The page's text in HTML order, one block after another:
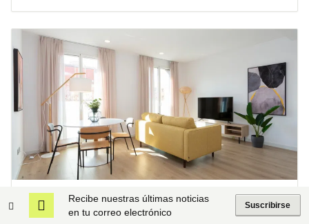
El 1 de julio arranca el registro de
alquileres de corta duración
Recibe nuestras últimas noticias
en tu correo electrónico
Suscribirse